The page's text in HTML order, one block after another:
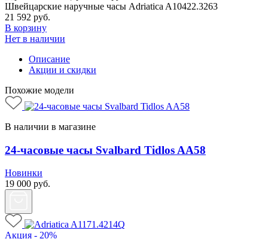
Швейцарские наручные часы Adriatica A10422.3263
21 592 руб.
В корзину
Нет в наличии
Описание
Акции и скидки
Похожие модели
В наличии в магазине
24-часовые часы Svalbard Tidlos AA58
Новинки
19 000 руб.
Акция - 20%